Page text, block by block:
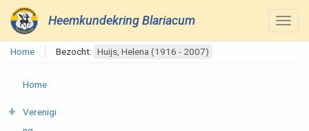
Heemkundekring Blariacum
Home Bezocht: Huijs, Helena (1916 - 2007)
Home
Verenigi